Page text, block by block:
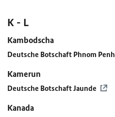
K - L
Kambodscha
Deutsche Botschaft Phnom Penh
Kamerun
Deutsche Botschaft Jaunde
Kanada